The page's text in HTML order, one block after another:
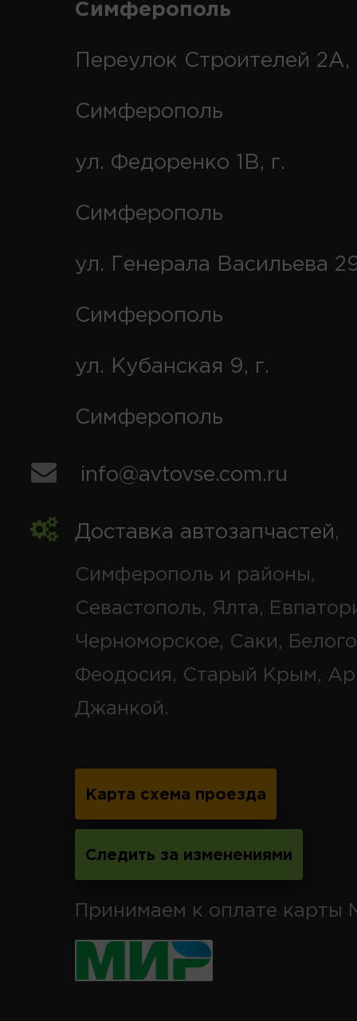
Симферополь
Переулок Строителей 2А,
Симферополь
ул. Федоренко 1В, г.
Симферополь
ул. Генерала Васильева
Симферополь
ул. Кубанская 9, г.
Симферополь
info@avtovse.com.ru
Доставка автозапчастей,
Симферополь и районы,
Севастополь, Ялта,
Черноморское, Саки,
Феодосия, Старый Крым,
Джанкой.
Карта схема проезда
Следить за изменениями
Принимаем к оплате карты